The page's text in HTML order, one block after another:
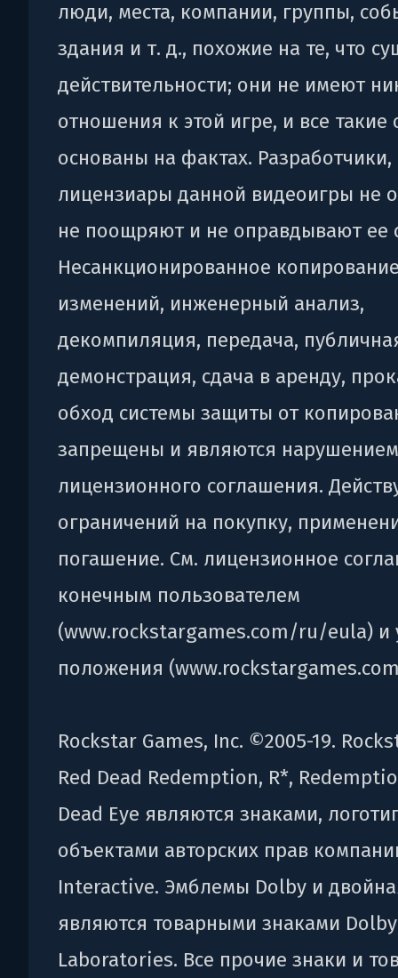
люди, места, компании, группы,
здания и т. д., похожие на те, что
действительности; они не имеют
отношения к этой игре, и все такие
основаны на фактах. Разработчики,
лицензиары данной видеоигры не
не поощряют и не оправдывают ее
Несанкционированное
изменений, инженерный анализ,
декомпиляция, передача,
демонстрация, сдача в аренду,
обход системы защиты от
запрещены и являются нарушением
лицензионного соглашения.
ограничений на покупку,
погашение. См. лицензионное
конечным пользователем
(www.rockstargames.com/ru/eula) и
положения
Rockstar Games, Inc. ©2005-19.
Red Dead Redemption, R*,
Dead Eye являются знаками,
объектами авторских прав
Interactive. Эмблемы Dolby и
являются товарными знаками Dolby
Laboratories. Все прочие знаки и